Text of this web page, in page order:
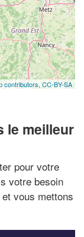
contributors, CC-BY-SA
le meilleur
pour votre
votre besoin
vous mettons